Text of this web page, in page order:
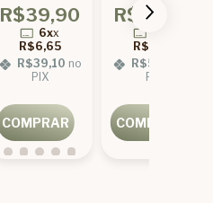
Transparente
1x3
R$39,90
6xx
R$6,65
R$39,10 no
PIX
COMPRAR
Concentrado
1x4 1kg
R$59,90
R$9,98
R$58,70
PIX
COMPRAR